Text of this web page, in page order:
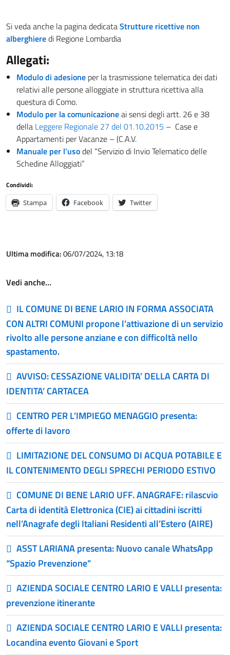
Si veda anche la pagina dedicataStrutture ricettive non
alberghieredi Regione Lombardia
Allegati:
Modulo di adesione per la trasmissione telematica dei dati
relativi alle persone alloggiate in struttura ricettiva alla
questura di Como.
Modulo per la comunicazioneai sensi degli artt. 26 e 38
della Leggere Regionale 27 del 01.10.2015 – Case e
Appartamenti per Vacanze – (C.A.V.
Manuale per l’usodel “Servizio di Invio Telematico delle
Schedine Alloggiati”
Condividi:
Stampa Facebook Twitter
Ultima modifica:06/07/2024, 13:18
Vedi anche…
IL COMUNE DI BENE LARIO IN FORMA ASSOCIATA
CON ALTRI COMUNI propone l’attivazione di un servizio
rivolto alle persone anziane e con difficoltà nello
spastamento.
AVVISO: CESSAZIONE VALIDITA’ DELLA CARTA DI
IDENTITA’ CARTACEA
CENTRO PER L’IMPIEGO MENAGGIO presenta:
offerte di lavoro
LIMITAZIONE DEL CONSUMO DI ACQUA POTABILE E
IL CONTENIMENTO DEGLI SPRECHI PERIODO ESTIVO
COMUNE DI BENE LARIO UFF. ANAGRAFE: rilascvio
Carta di identità Elettronica (CIE) ai cittadini iscritti
nell’Anagrafe degli Italiani Residenti all’Estero (AIRE)
ASST LARIANA presenta: Nuovo canale WhatsApp
“Spazio Prevenzione”
AZIENDA SOCIALE CENTRO LARIO E VALLI presenta:
prevenzione itinerante
AZIENDA SOCIALE CENTRO LARIO E VALLI presenta:
Locandina evento Giovani e Sport